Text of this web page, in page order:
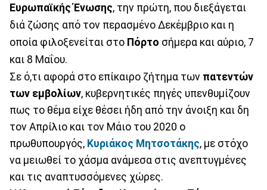
Ευρωπαϊκής Ένωσης, την πρώτη, που διεξάγεται
διά ζώσης από τον περασμένο Δεκέμβριο και η
οποία φιλοξενείται στο Πόρτο σήμερα και αύριο, 7
και 8 Μαΐου.
Σε ό,τι αφορά στο επίκαιρο ζήτημα των πατεντών
των εμβολίων, κυβερνητικές πηγές υπενθυμίζουν
πως το θέμα είχε θέσει ήδη από την άνοιξη και δη
τον Απρίλιο και τον Μάιο του 2020 ο
πρωθυπουργός, Κυριάκος Μητσοτάκης, με στόχο
να μειωθεί το χάσμα ανάμεσα στις ανεπτυγμένες
και τις αναπτυσσόμενες χώρες.